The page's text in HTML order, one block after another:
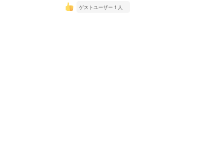
ゲストユーザー 1 人